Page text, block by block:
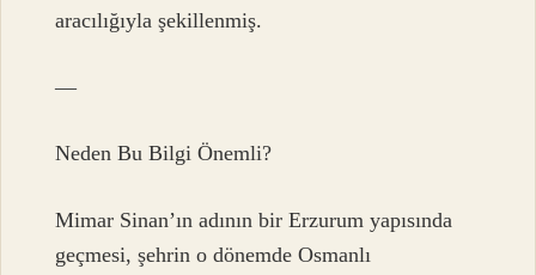
aracılığıyla şekillenmiş.
—
Neden Bu Bilgi Önemli?
Mimar Sinan’ın adının bir Erzurum yapısında
geçmesi, şehrin o dönemde Osmanlı